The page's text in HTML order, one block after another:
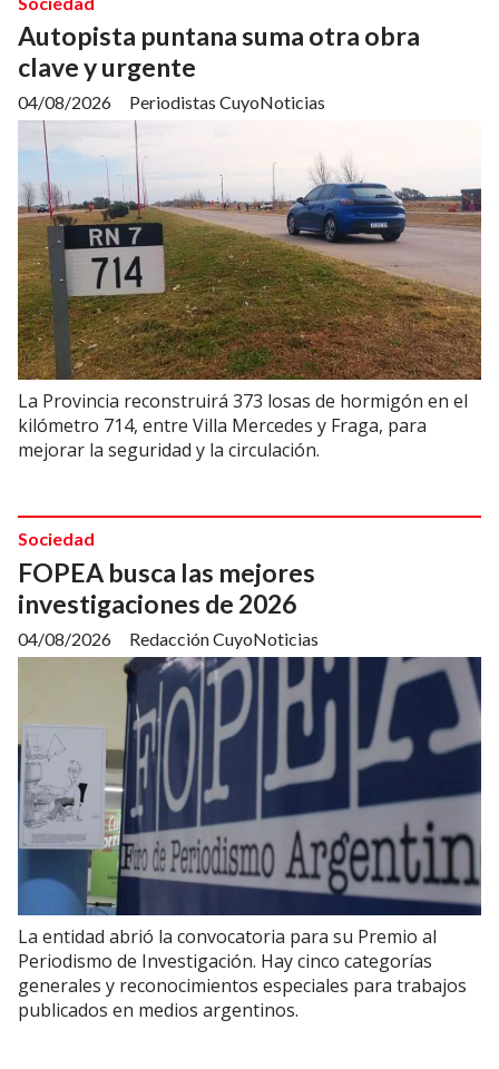
Autopista puntana suma otra obra
clave y urgente
Periodistas CuyoNoticias
04/08/2026
La Provincia reconstruirá 373 losas de hormigón en el
kilómetro 714, entre Villa Mercedes y Fraga, para
mejorar la seguridad y la circulación.
FOPEA busca las mejores
investigaciones de 2026
Redacción CuyoNoticias
Sociedad
04/08/2026
La entidad abrió la convocatoria para su Premio al
Periodismo de Investigación. Hay cinco categorías
generales y reconocimientos especiales para trabajos
publicados en medios argentinos.